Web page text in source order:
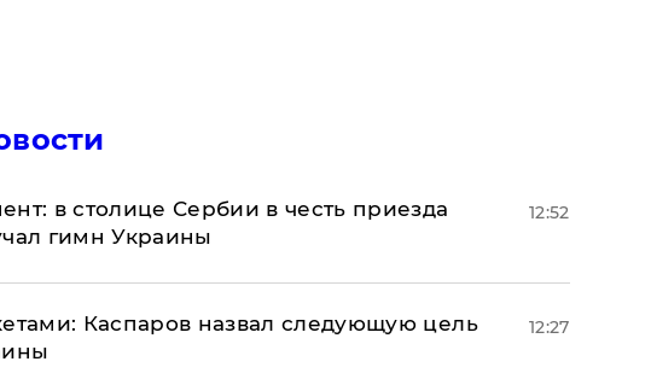
в столице Сербии в честь приезда
гимн Украины
12:52
Каспаров назвал следующую цель
12:27